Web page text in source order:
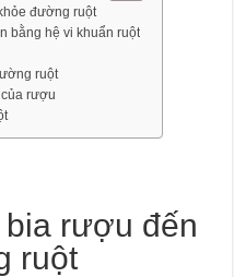
đường ruột
bằng hệ vi khuẩn ruột
ruột
rượu
rượu đến
ruột